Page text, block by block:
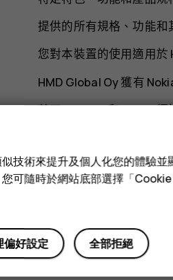
提供的所有規格、功能和
您對本裝置的使用適用於
HMD Global Oy 獲有
蔡司、ZEISS 和 ZEISS
Google、Android、
Bluetooth 文字標記和標
Qualcomm aptX
技術來提升及個人化您的體驗
可隨時於網站底部選擇「
全部拒絕
偏好設定